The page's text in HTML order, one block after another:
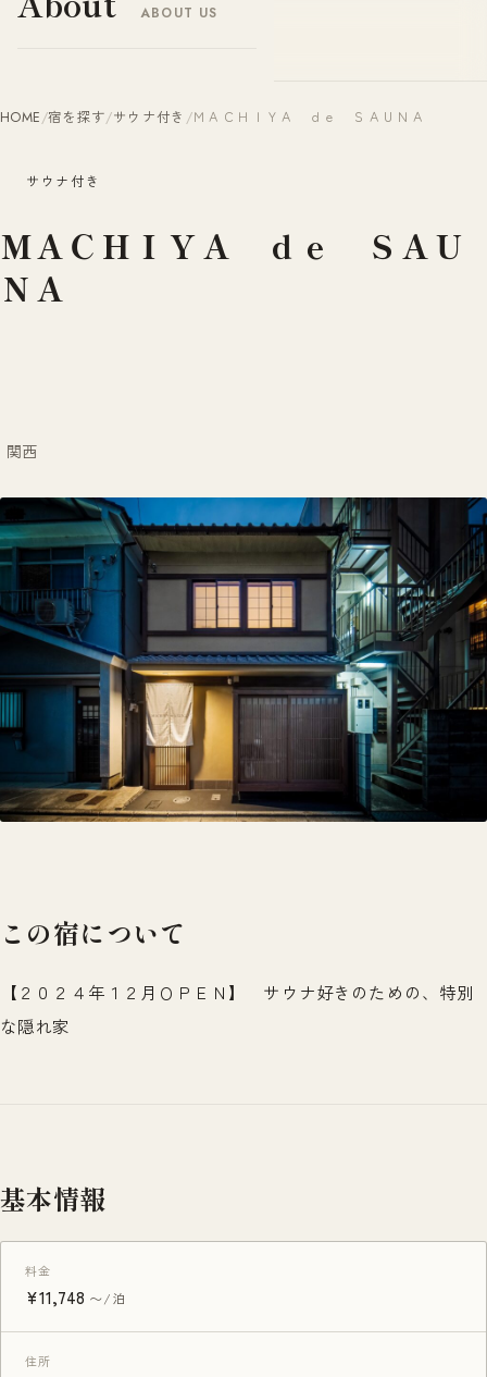
ABOUT US
HOME/宿を探す/サウナ付き /ＭＡＣＨＩＹＡ ｄｅ ＳＡＵＮＡ
サウナ付き
ＭＡＣＨＩＹＡ ｄｅ ＳＡＵ
ＮＡ
関西
この宿について
【２０２４年１２月ＯＰＥＮ】 サウナ好きのための、特別
な隠れ家
基本情報
料金
¥11,748 〜/泊
住所